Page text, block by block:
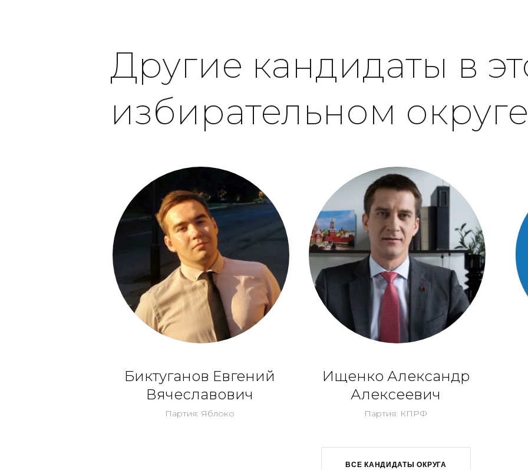
Другие кандидаты в
избирательном округе
Биктуганов Евгений
Вячеславович
Партия: Яблоко
Ищенко Александр
Алексеевич
Партия: КПРФ
ВСЕ КАНДИДАТЫ ОКРУГА